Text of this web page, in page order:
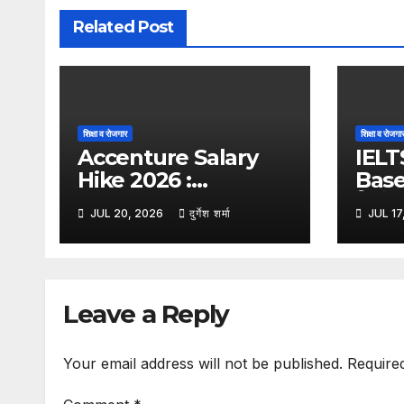
Related Post
शिक्षा व रोजगार
Accenture Salary
Hike 2026 :
Accenture का बड़ा
फैसला, अब बेस सैलरी और
एकमुश्त भुगतान में बराबर बांटा
JUL 20, 2026 दुर्गेश शर्मा
शिक्षा व रोजगार
पेपर
JUL
Leave a Reply
Your email address will not be published.